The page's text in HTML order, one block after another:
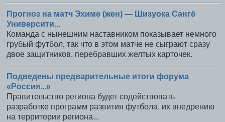
Прогноз на матч Эхиме (жен) — Шизуока Сангё
Университи...
Команда с нынешним наставником показывает немного
грубый футбол, так что в этом матче не сыграют сразу
двое защитников, перебравших желтых карточек.
Подведены предварительные итоги форума
«Россия...»
Правительство региона будет содействовать
разработке программ развития футбола, их внедрению
на территории региона...